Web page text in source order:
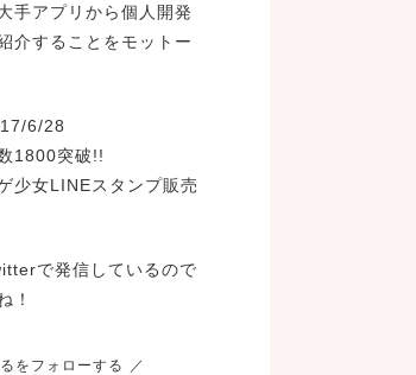
手アプリから個人開発
介することをモットー
6/28
1800突破!!
少女LINEスタンプ販売
で発信しているので
！
をフォローする